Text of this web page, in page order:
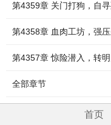
第4359章 关门打狗，自
第4358章 血肉工坊，强
第4357章 惊险潜入，转
全部章节
首页